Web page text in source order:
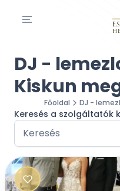
DJ -
Kiskun
Főoldal DJ -
Keresés a szolgáltatók